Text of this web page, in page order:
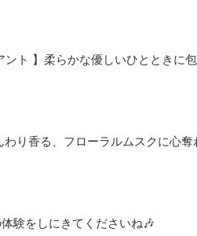
ト 】柔らかな優しいひとときに
り香る、フローラルムスクに心
験をしにきてくださいね🎶